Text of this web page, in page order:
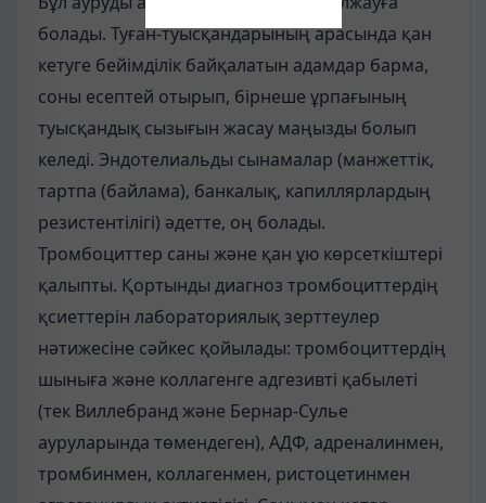
болады. Туған-туысқандарының арасында қан
кетуге бейімділік байқалатын адамдар барма,
соны есептей отырып, бірнеше ұрпағының
туысқандық сызығын жасау маңызды болып
келеді. Эндотелиальды сынамалар (манжеттік,
тартпа (байлама), банкалық, капиллярлардың
резистентілігі) әдетте, оң болады.
Тромбоциттер саны және қан ұю көрсеткіштері
қалыпты. Қортынды диагноз тромбоциттердің
қсиеттерін лабораториялық зерттеулер
нәтижесіне сәйкес қойылады: тромбоциттердің
шыныға және коллагенге адгезивті қабылеті
(тек Виллебранд және Бернар-Сулье
ауруларында төмендеген), АДФ, адреналинмен,
тромбинмен, коллагенмен, ристоцетинмен